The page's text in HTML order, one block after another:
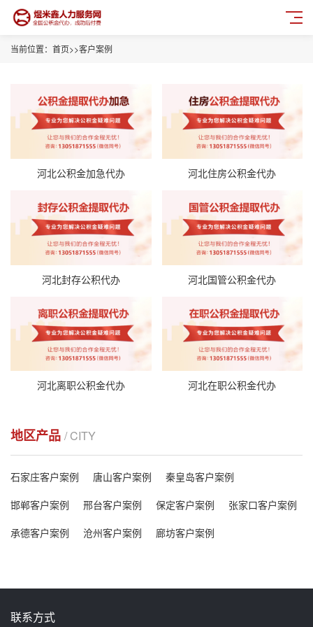
当前位置： 首页>>客户案例
河北公积金加急代办 河北住房公积金代办
河北封存公积代办 河北国管公积金代办
河北离职公积金代办 河北在职公积金代办
地区产品 / CITY
石家庄客户案例 唐山客户案例
秦皇岛客户案例
邯郸客户案例
邢台客户案例 保定客户案例
张家口客户案例
承德客户案例
沧州客户案例 廊坊客户案例
联系方式